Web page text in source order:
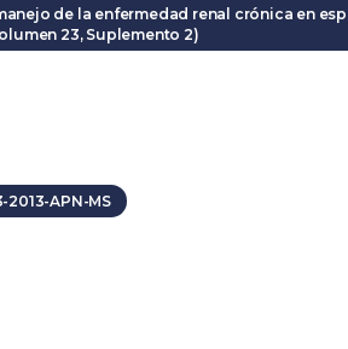
de la enfermedad renal crónica en
23, Suplemento 2)
APN-MS